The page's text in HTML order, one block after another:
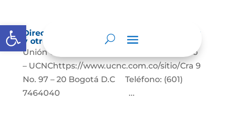
Abrir barra de herramientas
Directorio de agremiaciones, asociaciones
y otros grupos de interés
Unión Colegiada de Notariado Colombiano
– UCNChttps://www.ucnc.com.co/sitio/Cra 9
No. 97 – 20 Bogotá D.C Teléfono: (601)
7464040 ...